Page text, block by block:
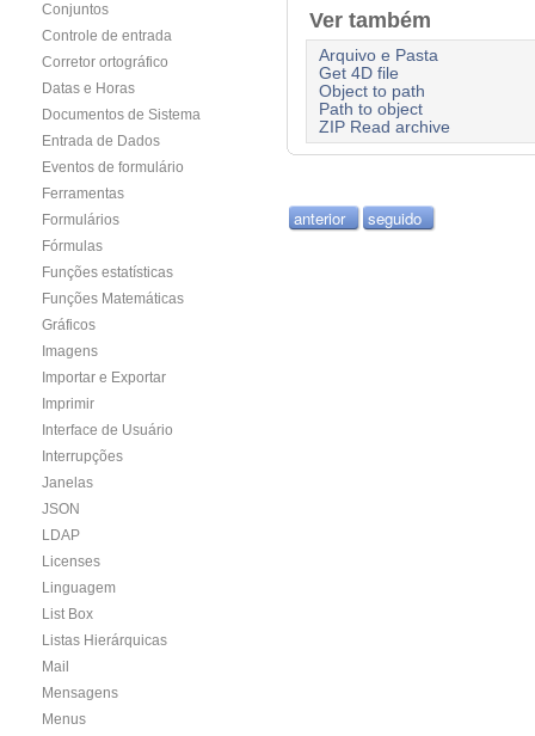
Conjuntos
Controle de entrada
Corretor ortográfico
Datas e Horas
Documentos de Sistema
Entrada de Dados
Eventos de formulário
Ferramentas
Formulários
Fórmulas
Funções estatísticas
Funções Matemáticas
Gráficos
Imagens
Importar e Exportar
Imprimir
Interface de Usuário
Interrupções
Janelas
JSON
LDAP
Licenses
Linguagem
List Box
Listas Hierárquicas
Mail
Mensagens
Menus
Ver também
Arquivo e Pasta
Get 4D file
Object to path
Path to object
ZIP Read archive
anterior seguido